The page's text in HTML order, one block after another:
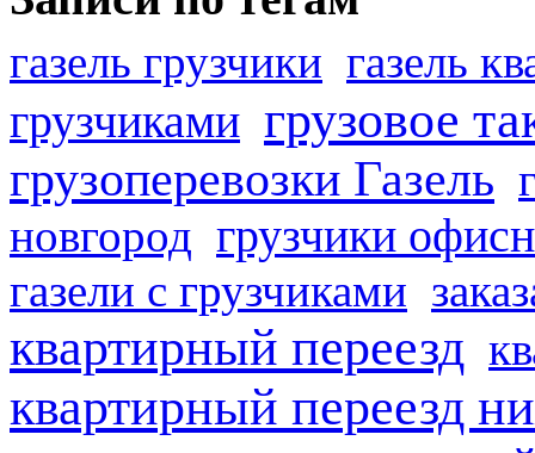
газель грузчики газель
грузчиками грузовое
грузоперевозки Газель
новгород грузчики
газели с грузчиками
квартирный переезд
квартирный переезд